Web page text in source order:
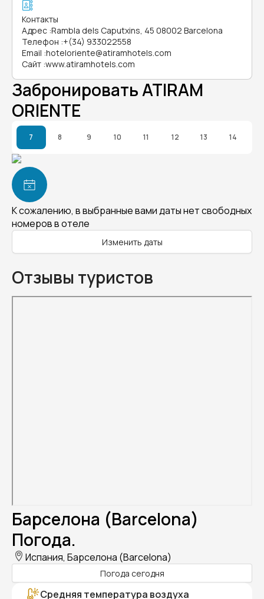
Контакты
Адрес :Rambla dels Caputxins, 45 08002 Barcelona
Телефон :+(34) 933022558
Email :hoteloriente@atiramhotels.com
Сайт :www.atiramhotels.com
Забронировать ATIRAM
ORIENTE
7 8 9 10 11 12 13 14
К сожалению, в выбранные вами даты нет свободных
номеров в отеле
Изменить даты
Отзывы туристов
Барселона (Barcelona)
Погода.
Испания, Барселона (Barcelona)
Погода сегодня
Средняя температура воздуха